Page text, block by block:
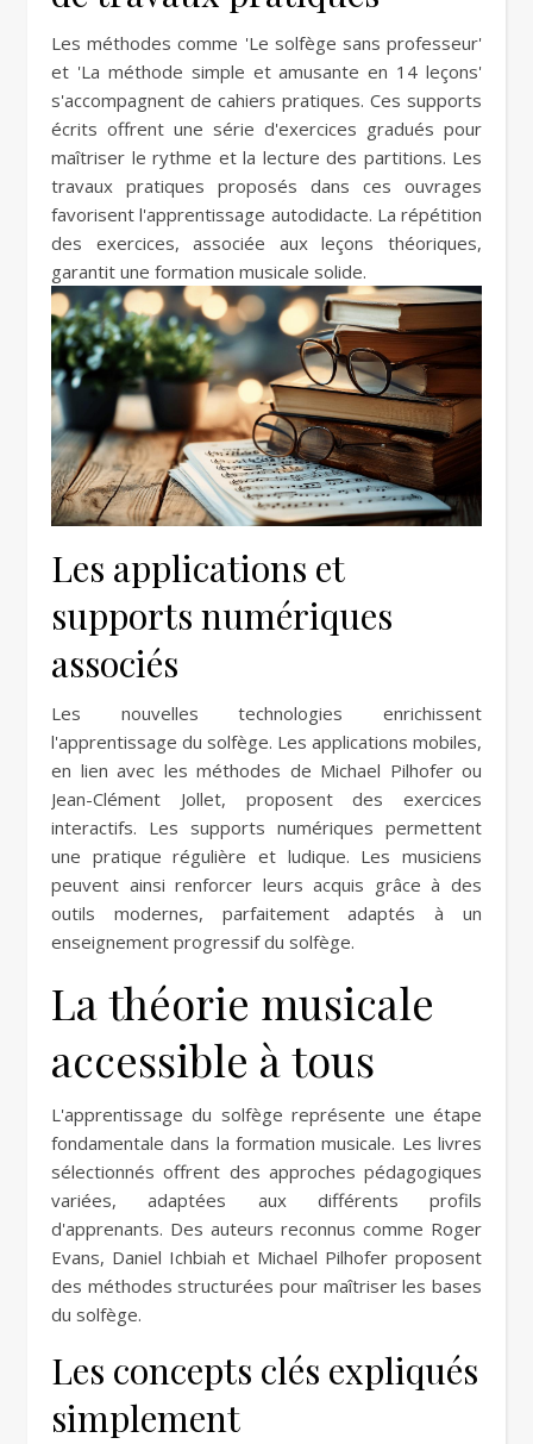
Les méthodes comme 'Le solfège sans professeur'
et 'La méthode simple et amusante en 14 leçons'
s'accompagnent de cahiers pratiques. Ces supports
écrits offrent une série d'exercices gradués pour
maîtriser le rythme et la lecture des partitions. Les
travaux pratiques proposés dans ces ouvrages
favorisent l'apprentissage autodidacte. La répétition
des exercices, associée aux leçons théoriques,
garantit une formation musicale solide.
Les applications et
supports numériques
associés
Les nouvelles technologies enrichissent
l'apprentissage du solfège. Les applications mobiles,
en lien avec les méthodes de Michael Pilhofer ou
Jean-Clément Jollet, proposent des exercices
interactifs. Les supports numériques permettent
une pratique régulière et ludique. Les musiciens
peuvent ainsi renforcer leurs acquis grâce à des
outils modernes, parfaitement adaptés à un
enseignement progressif du solfège.
La théorie musicale
accessible à tous
L'apprentissage du solfège représente une étape
fondamentale dans la formation musicale. Les livres
sélectionnés offrent des approches pédagogiques
variées, adaptées aux différents profils
d'apprenants. Des auteurs reconnus comme Roger
Evans, Daniel Ichbiah et Michael Pilhofer proposent
des méthodes structurées pour maîtriser les bases
du solfège.
Les concepts clés expliqués
simplement